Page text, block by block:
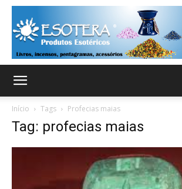
Início Tags Profecias maias
Tag: profecias maias